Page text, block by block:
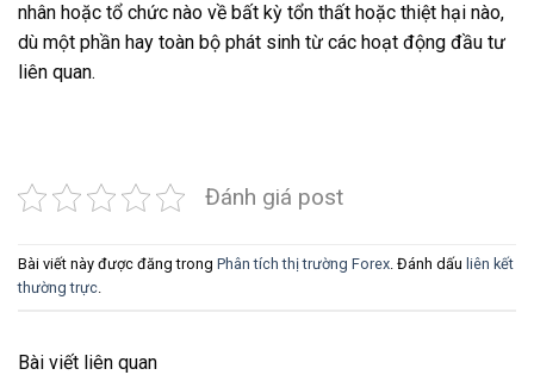
nhân hoặc tổ chức nào về bất kỳ tổn thất hoặc thiệt hại nào,
dù một phần hay toàn bộ phát sinh từ các hoạt động đầu tư
liên quan.
Đánh giá post
Bài viết này được đăng trong Phân tích thị trường Forex. Đánh dấu liên kết
thường trực.
Bài viết liên quan